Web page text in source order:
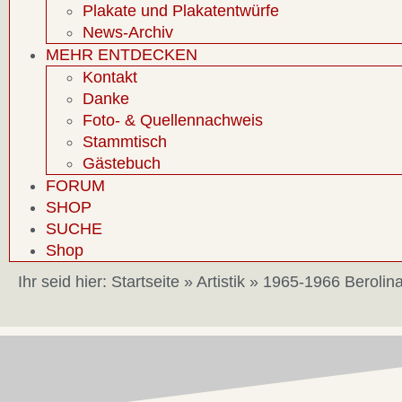
Plakate und Plakatentwürfe
News-Archiv
MEHR ENTDECKEN
Kontakt
Danke
Foto- & Quellennachweis
Stammtisch
Gästebuch
FORUM
SHOP
SUCHE
Shop
Ihr seid hier: Startseite » Artistik » 1965-1966